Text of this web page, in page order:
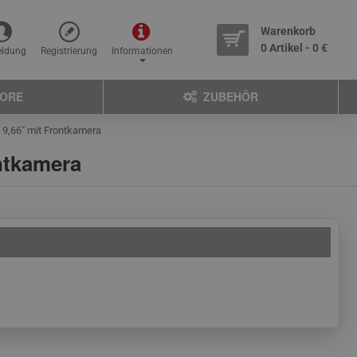
Registrierung Informationen
Warenkorb
0 Artikel - 0 €
ZUBEHÖR
mit Frontkamera